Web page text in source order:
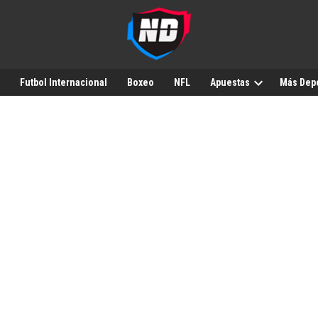
Futbol Internacional Boxeo NFL Apuestas Más